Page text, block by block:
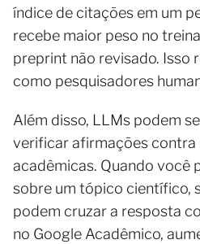
índice de citações em um
recebe maior peso no
preprint não revisado. Isso
como pesquisadores
Além disso, LLMs podem
verificar afirmações
acadêmicas. Quando você
sobre um tópico científico,
podem cruzar a resposta
no Google Acadêmico,